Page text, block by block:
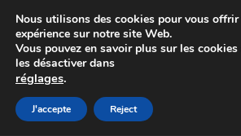
Colissimo livraison à partir
Du lundi au vendredi de
Aller
à
Aller
au
Nous utilisons des cookies pour vous
expérience sur notre site Web.
Vous pouvez en savoir plus sur les
les désactiver dans
réglages.
J'accepte Reject